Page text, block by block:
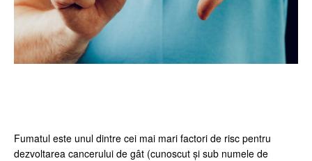
Fumatul este unul dintre cei mai mari factori de risc pentru
dezvoltarea cancerului de gât (cunoscut și sub numele de